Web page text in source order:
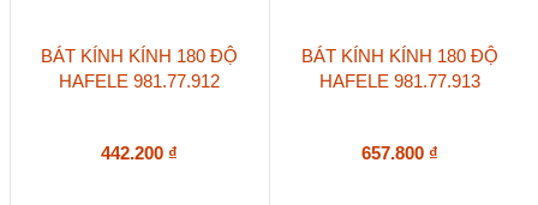
BÁT KÍNH KÍNH 180 ĐỘ
HAFELE 981.77.912
442.200 ₫
BÁT KÍNH KÍNH 180 ĐỘ
HAFELE 981.77.913
657.800 ₫